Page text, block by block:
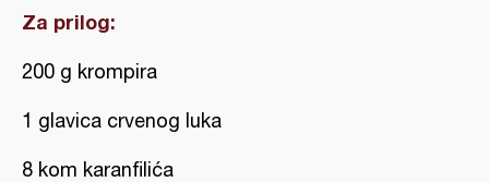
Za prilog:
200 g krompira
1 glavica crvenog luka
8 kom karanfilića